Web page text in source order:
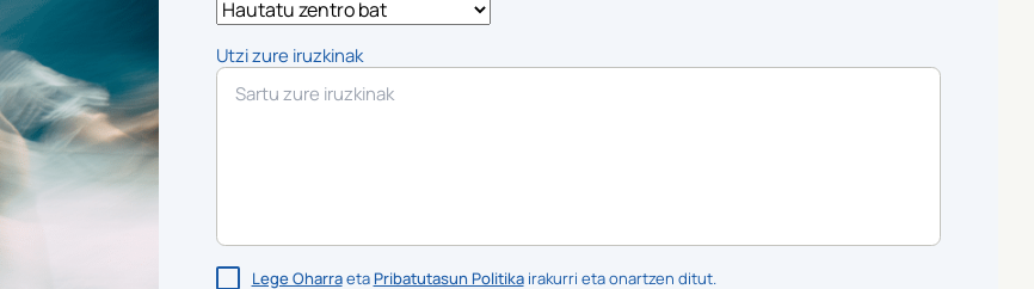
Utzi zure iruzkinak
Lege Oharraeta Pribatutasun Politikairakurri eta onartzen ditut.